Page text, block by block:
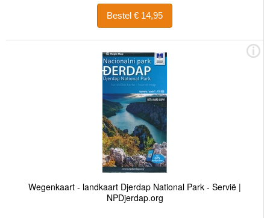
Bestel € 14,95
Wegenkaart - landkaart Djerdap National Park - Servië |
NPDjerdap.org